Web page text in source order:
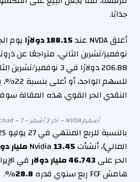
جذابًا.
أغلق NVDA عند
188.15 دولارًا
نوفمبر/تشرين الثاني، متراجعًا عن
206.88 دولارًا في 3 نوفمبر/تشرين الثاني.
للسهم
النقدي الحر القوي. هذه المقالة
أسهم NVDA – آخر 3 أشهر – Barchart – 7 نوفمبر 2025
المالي)، أنشأت Nvidia13.45 مليار دولار
الحر على46.743 مليار دولار
في
هامش FCF ربع سنوي قدره
28.8%
.